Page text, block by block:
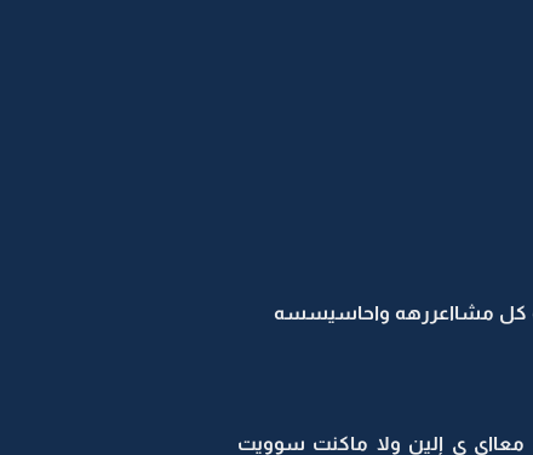
كل مشااعررهه واحاسيسسه
معااي ي إلين ولا ماكنت سوويت